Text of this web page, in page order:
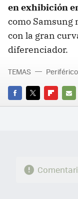
en exhibición
como Samsung
con la gran
diferenciador.
FACEBOOK
TWITTER
E-
TEMAS